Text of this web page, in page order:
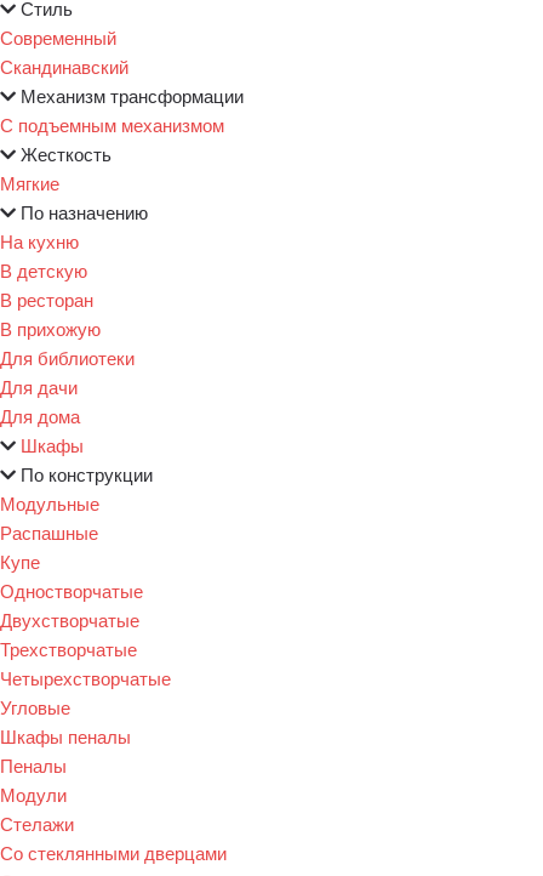
Стиль
Современный
Скандинавский
Механизм трансформации
С подъемным механизмом
Жесткость
Мягкие
По назначению
На кухню
В детскую
В ресторан
В прихожую
Для библиотеки
Для дачи
Для дома
Шкафы
По конструкции
Модульные
Распашные
Купе
Одностворчатые
Двухстворчатые
Трехстворчатые
Четырехстворчатые
Угловые
Шкафы пеналы
Пеналы
Модули
Стелажи
Со стеклянными дверцами